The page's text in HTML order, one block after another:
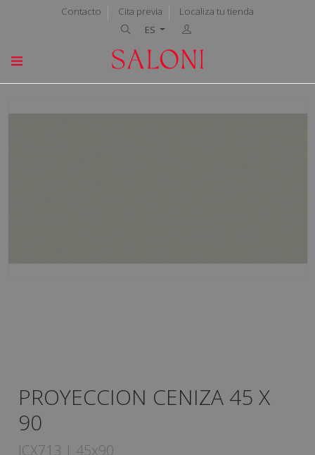
Contacto Cita previa
Localiza tu tienda
ES
PROYECCION CENIZA 45 X
90
JCX713 | 45x90